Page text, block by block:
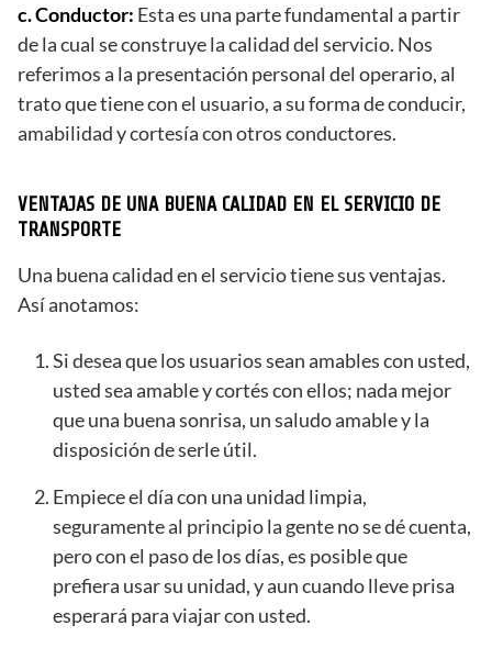
c. Conductor: Esta es una parte fundamental a partir
de la cual se construye la calidad del servicio. Nos
referimos a la presentación personal del operario, al
trato que tiene con el usuario, a su forma de conducir,
amabilidad y cortesía con otros conductores.
VENTAJAS DE UNA BUENA CALIDAD EN EL SERVICIO DE
TRANSPORTE
Una buena calidad en el servicio tiene sus ventajas.
Así anotamos:
Si desea que los usuarios sean amables con usted,
usted sea amable y cortés con ellos; nada mejor
que una buena sonrisa, un saludo amable y la
disposición de serle útil.
Empiece el día con una unidad limpia,
seguramente al principio la gente no se dé cuenta,
pero con el paso de los días, es posible que
prefiera usar su unidad, y aun cuando lleve prisa
esperará para viajar con usted.